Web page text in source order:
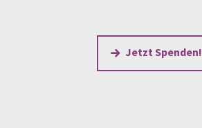
Jetzt Spenden!